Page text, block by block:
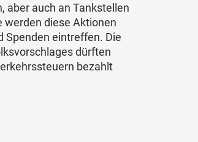
aber auch an Tankstellen
werden diese Aktionen
Spenden eintreffen. Die
dürften
bezahlt